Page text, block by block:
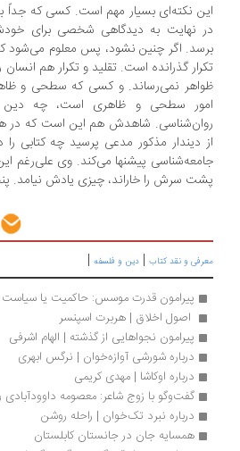
نکته‌ای بسیار مهم است. کسی که جداً به دین
نهایت به دیدگاهی شخصی برای خودش در
اگر چنین نشود، پس معلوم می‌شود که وی
گذرانده است. تقلید و تکرار هم انسان را به
نمی‌رساند. و کسی که سطحی و ظاهری
سطحی و ظاهری است، چه دین و چه
شاهدش هم این است که در
دیندار مذکور مدعی پرسید چه کتابی را در
پیشنها می‌کند. وی علی‌رغم این‌که
سرش را خاراند، چیزی یادش نیامد. پنجاه
و نقد کتاب|دین و فلسفه|
پیرامون قدرت موسس: حاکمیت یا سیاست |
اصول اخلاق | هربرت اسپنسر
پیرامون نجواهایی از گذشته | الهام اشرفی
درباره شورشی آوازه‌خوان | نرگس ابهری
درباره اوکاشا | مهدی کریمی
گفت‌وگو با زوج شاعر: معصومه داوودآبادی و
درباره نبرد تک‌خوان | راحله روشن
همسایه جان در جانستان کابلستان